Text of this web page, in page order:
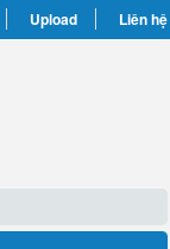
Upload Liên hệ